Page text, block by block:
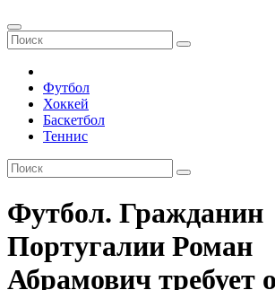
Футбол
Хоккей
Баскетбол
Теннис
Футбол. Гражданин
Португалии Роман
Абрамович требует